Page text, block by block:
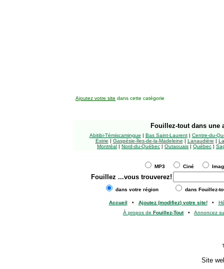
Ajoutez votre site dans cette catégorie
Fouillez-tout dans une
Abitibi-Témiscamingue | Bas Saint-Laurent| Centre-du-
Estrie | Gaspésie-Îles-de-la-Madeleine | Lanaudière |
Montréal | Nord-du-Québec | Outaouais | Québec |
MP3 Ciné
Fouillez ...vous trouverez!
dans votre région dans Fouillez-
Accueil • Ajoutez (modifiez) votre site!•
À propos de Fouillez-Tout• Annoncez
Site